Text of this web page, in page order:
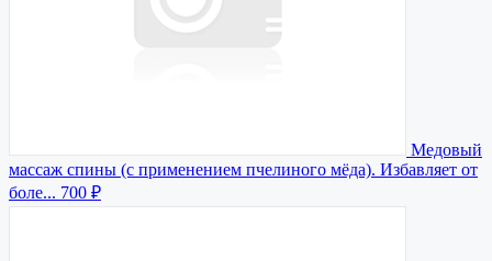
Медовый
массаж спины (с применением пчелиного мёда). Избавляет от
боле... 700 ₽